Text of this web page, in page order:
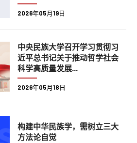
2026年05月19日
中央民族大学召开学习贯彻习
近平总书记关于推动哲学社会
科学高质量发展...
2026年05月18日
构建中华民族学，需树立三大
方法论自觉